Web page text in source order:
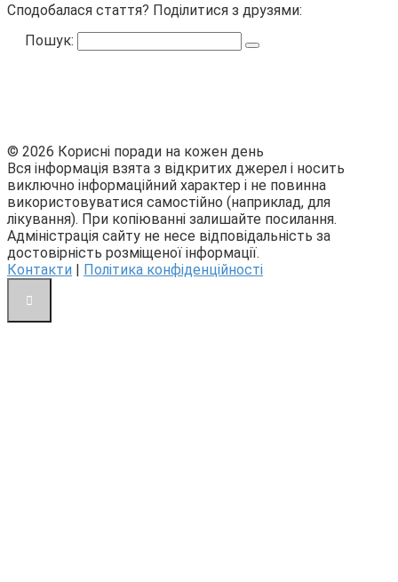
Сподобалася стаття? Поділитися з друзями:
Пошук:
© 2026 Корисні поради на кожен день
Вся інформація взята з відкритих джерел і носить
виключно інформаційний характер і не повинна
використовуватися самостійно (наприклад, для
лікування). При копіюванні залишайте посилання.
Адміністрація сайту не несе відповідальність за
достовірність розміщеної інформації.
Контакти | Політика конфіденційності